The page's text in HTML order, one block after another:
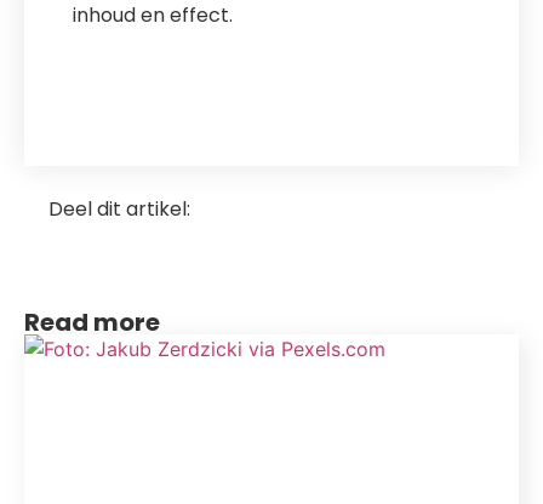
inhoud en effect.
Deel dit artikel:
Read more